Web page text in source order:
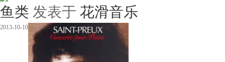
鱼类 发表于 花滑音乐
2013-10-10